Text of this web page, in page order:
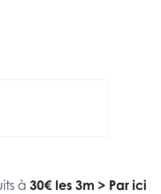
à 30€ les 3m > Par ici